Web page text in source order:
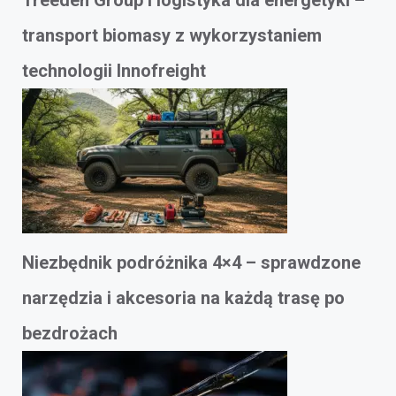
transport biomasy z wykorzystaniem
technologii Innofreight
Niezbędnik podróżnika 4×4 – sprawdzone
narzędzia i akcesoria na każdą trasę po
bezdrożach